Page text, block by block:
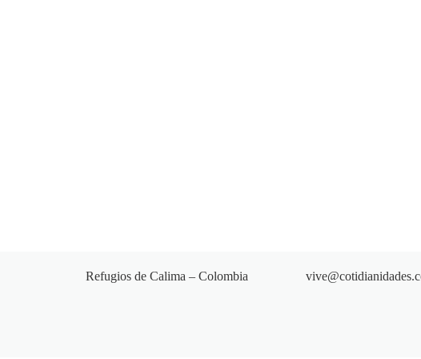
Refugios de Calima – Colombia